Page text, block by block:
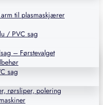
til plasmaskjærer
/ PVC sag
– Førstevalget
sag
rørsliper, polering